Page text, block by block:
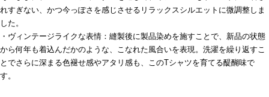
れすぎない、かつ今っぽさを感じさせるリラックスシルエットに微調整しま
した。
・ヴィンテージライクな表情：縫製後に製品染めを施すことで、新品の状態
から何年も着込んだかのような、こなれた風合いを表現。洗濯を繰り返すこ
とでさらに深まる色褪せ感やアタリ感も、このTシャツを育てる醍醐味で
す。